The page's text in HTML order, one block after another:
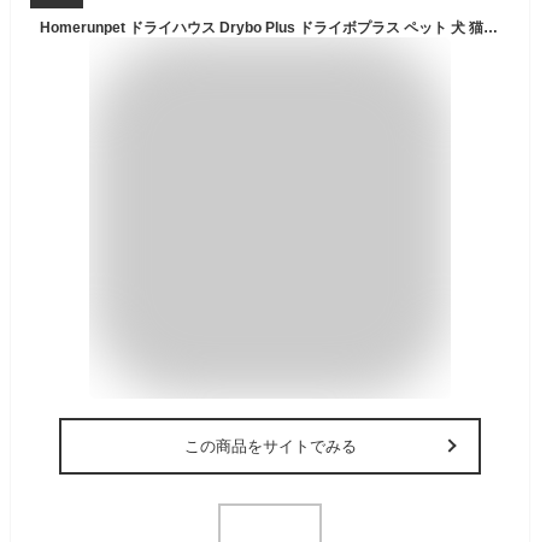
Homerunpet ドライハウス Drybo Plus ドライボプラス ペット 犬 猫 ドライヤー 乾燥 ボックス 静音 ハンズフリー 快適 ハウス 静か 箱 ドライヤールーム 自動
この商品をサイトでみる